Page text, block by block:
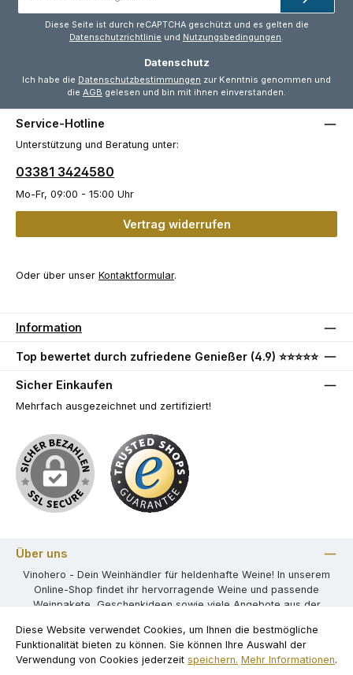
Diese Seite ist durch reCAPTCHA geschützt und es gelten die
Datenschutzrichtlinie und Nutzungsbedingungen.
Datenschutz
Ich habe die Datenschutzbestimmungen zur Kenntnis genommen und
die AGB gelesen und bin mit ihnen einverstanden.
Service-Hotline
Unterstützung und Beratung unter:
03381 3424580
Mo-Fr, 09:00 - 15:00 Uhr
Vertrag widerrufen
Oder über unser Kontaktformular.
Information
Top bewertet durch zufriedene Genießer (4.9) ⭐⭐⭐⭐⭐
Sicher Einkaufen
Mehrfach ausgezeichnet und zertifiziert!
Über uns
Vinohero - Dein Weinhändler für heldenhafte Weine! In unserem
Online-Shop findet ihr hervorragende Weine und passende
Weinpakete, Geschenkideen sowie viele Angebote aus der
Wir bieten Weine aus Spanien, Italien, Frankreich, Deutschland,
USA und vielen weiteren Ländern an.
Diese Website verwendet Cookies, um Ihnen die bestmögliche
Funktionalität bieten zu können. Sie können Ihre Auswahl der
Verwendung von Cookies jederzeit speichern. Mehr Informationen.